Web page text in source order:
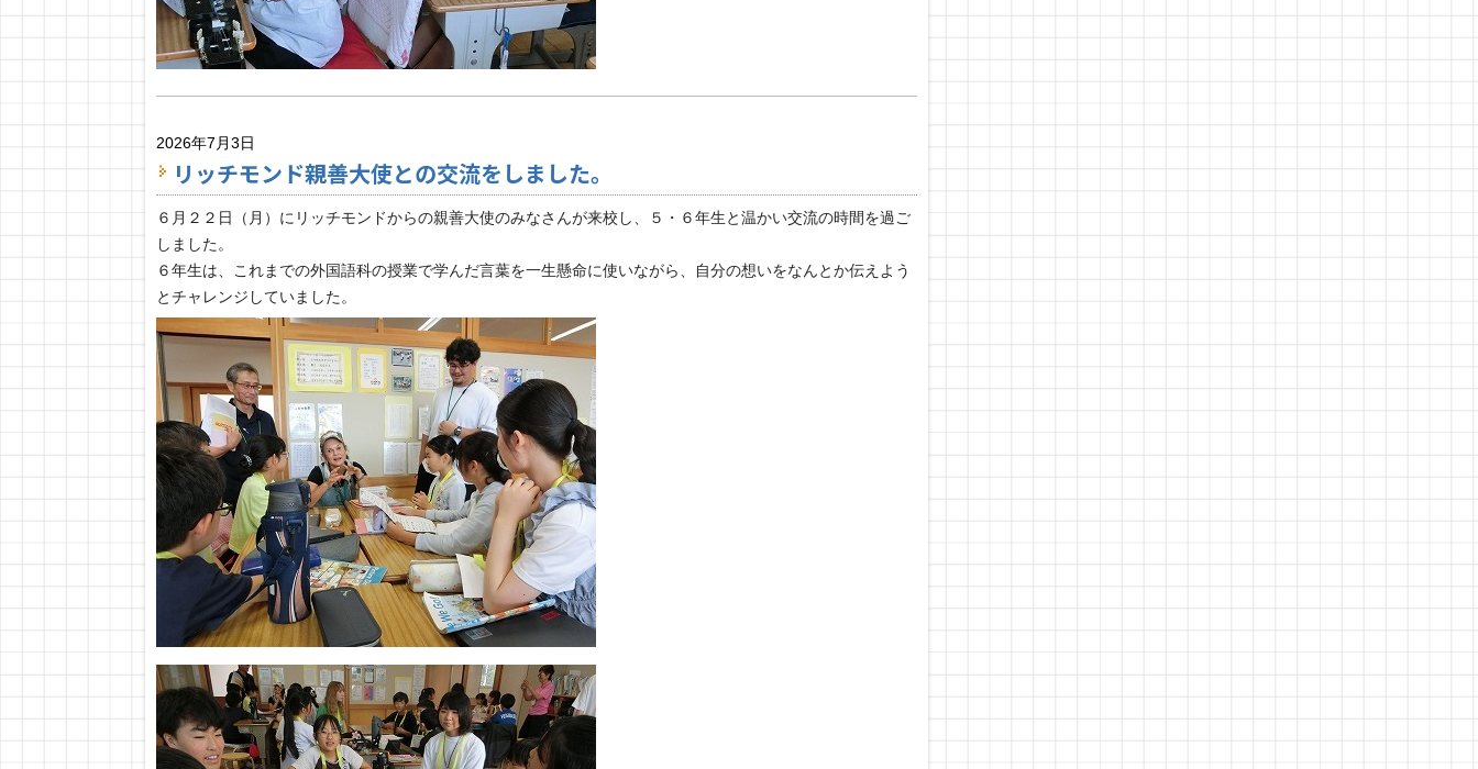
2026年7月3日
リッチモンド親善大使との交流をしました。
６月２２日（月）にリッチモンドからの親善大使のみなさんが来校し、５・６年生と温かい交流の時間を過ご
しました。
６年生は、これまでの外国語科の授業で学んだ言葉を一生懸命に使いながら、自分の想いをなんとか伝えよう
とチャレンジしていました。